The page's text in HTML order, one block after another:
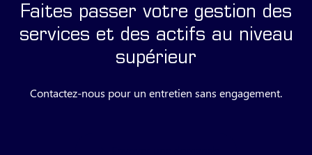
Faites passer votre gestion des
services et des actifs au niveau
supérieur
Contactez-nous pour un entretien sans engagement.